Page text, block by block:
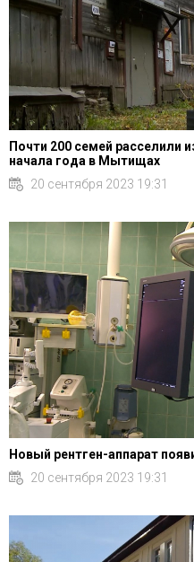
Почти 200 семей расселили
начала года в Мытищах
20 сентября 2023 19:31
Новый рентген-аппарат
20 сентября 2023 19:31